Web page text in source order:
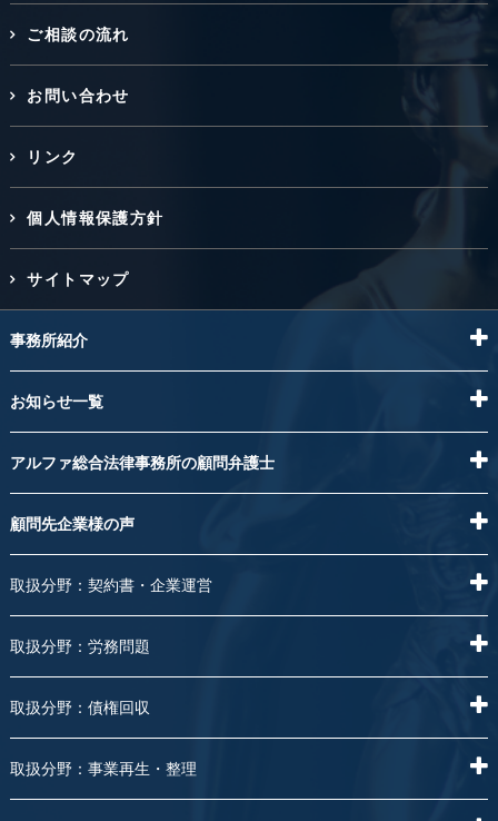
ご相談の流れ
お問い合わせ
リンク
個人情報保護方針
サイトマップ
事務所紹介
お知らせ一覧
アルファ総合法律事務所の顧問弁護士
顧問先企業様の声
取扱分野：契約書・企業運営
取扱分野：労務問題
取扱分野：債権回収
取扱分野：事業再生・整理